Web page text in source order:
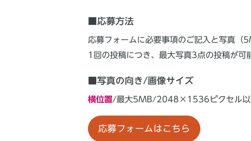
■応募方法
応募フォームに必要事項のご記入と写真（
1回の投稿につき、最大写真3点の投稿が可
■写真の向き/画像サイズ
横位置/最大5MB/2048×1536ピクセル以
応募フォームはこちら